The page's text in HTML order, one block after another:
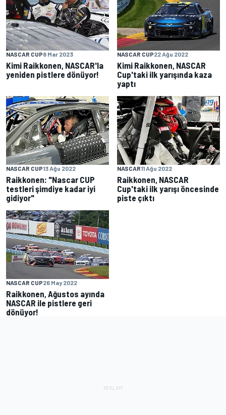
NASCAR CUP8 Mar 2023
Kimi Raikkonen, NASCAR'la
yeniden pistlere dönüyor!
NASCAR CUP22 Ağu 2022
Kimi Raikkonen, NASCAR
Cup'taki ilk yarışında kaza
yaptı
NASCAR CUP13 Ağu 2022
Raikkonen: "Nascar CUP
testleri şimdiye kadar iyi
gidiyor"
NASCAR11 Ağu 2022
Raikkonen, NASCAR
Cup'taki ilk yarışı öncesinde
piste çıktı
NASCAR CUP26 May 2022
Raikkonen, Ağustos ayında
NASCAR ile pistlere geri
dönüyor!